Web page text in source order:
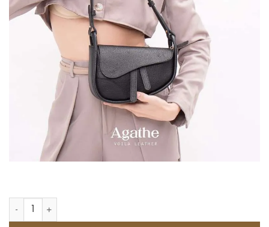
Kuantitas Women Genuine Leather Waistbag & Sling Voila Agathe